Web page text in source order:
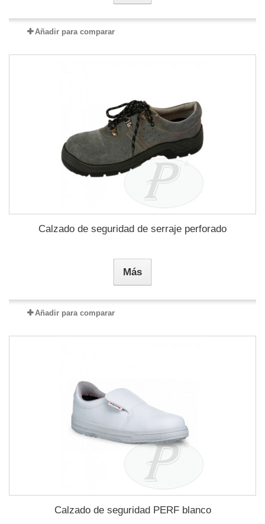
Añadir para comparar
Calzado de seguridad de serraje perforado
Más
Añadir para comparar
Calzado de seguridad PERF blanco